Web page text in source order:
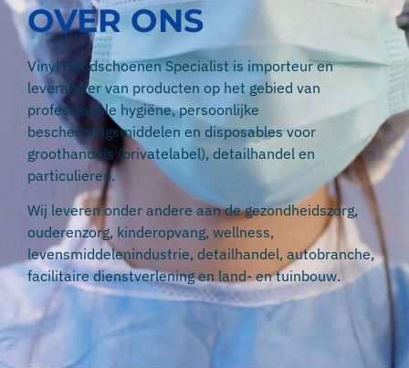
OVER ONS
Vinyl Handschoenen Specialist is importeur en
leverancier van producten op het gebied van
professionele hygiëne, persoonlijke
beschermingsmiddelen en disposables voor
groothandels (privatelabel), detailhandel en
particulieren.
Wij leveren onder andere aan de gezondheidszorg,
ouderenzorg, kinderopvang, wellness,
levensmiddelenindustrie, detailhandel, autobranche,
facilitaire dienstverlening en land- en tuinbouw.